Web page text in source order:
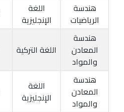
هندسة
الرياضيات
اللغة
الإنجليزية
هندسة
المعادن
والمواد
اللغة التركية
هندسة
المعادن
والمواد
اللغة
الإنجليزية